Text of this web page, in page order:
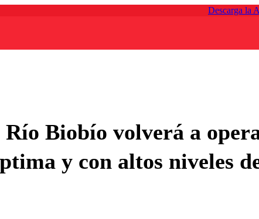
Descarga la
Biobío volverá a
y con altos niveles